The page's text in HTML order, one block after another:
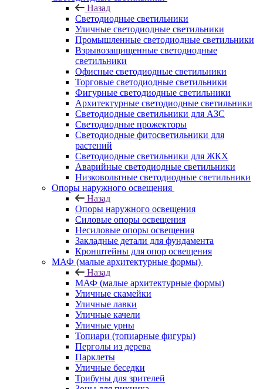
Назад
Светодиодные светильники
Уличные светодиодные светильники
Промышленные светодиодные светильники
Взрывозащищенные светодиодные
светильники
Офисные светодиодные светильники
Торговые светодиодные светильники
Фигурные светодиодные светильники
Архитектурные светодиодные светильники
Светодиодные светильники для АЗС
Светодиодные прожекторы
Светодиодные фитосветильники для
растений
Светодиодные светильники для ЖКХ
Аварийные светодиодные светильники
Низковольтные светодиодные светильники
Опоры наружного освещения
Назад
Опоры наружного освещения
Силовые опоры освещения
Несиловые опоры освещения
Закладные детали для фундамента
Кронштейны для опор освещения
МАФ (малые архитектурные формы)
Назад
МАФ (малые архитектурные формы)
Уличные скамейки
Уличные лавки
Уличные качели
Уличные урны
Топиари (топиарные фигуры)
Перголы из дерева
Парклеты
Уличные беседки
Трибуны для зрителей